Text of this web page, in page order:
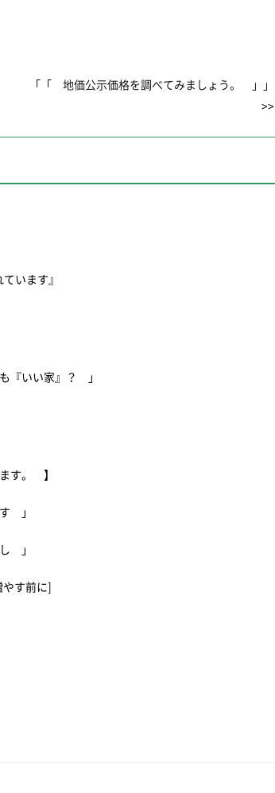
「「 地価公示価格を調べてみましょう。 」」
>>
います』
『いい家』？ 」
す。 】
」
し 」
す前に]